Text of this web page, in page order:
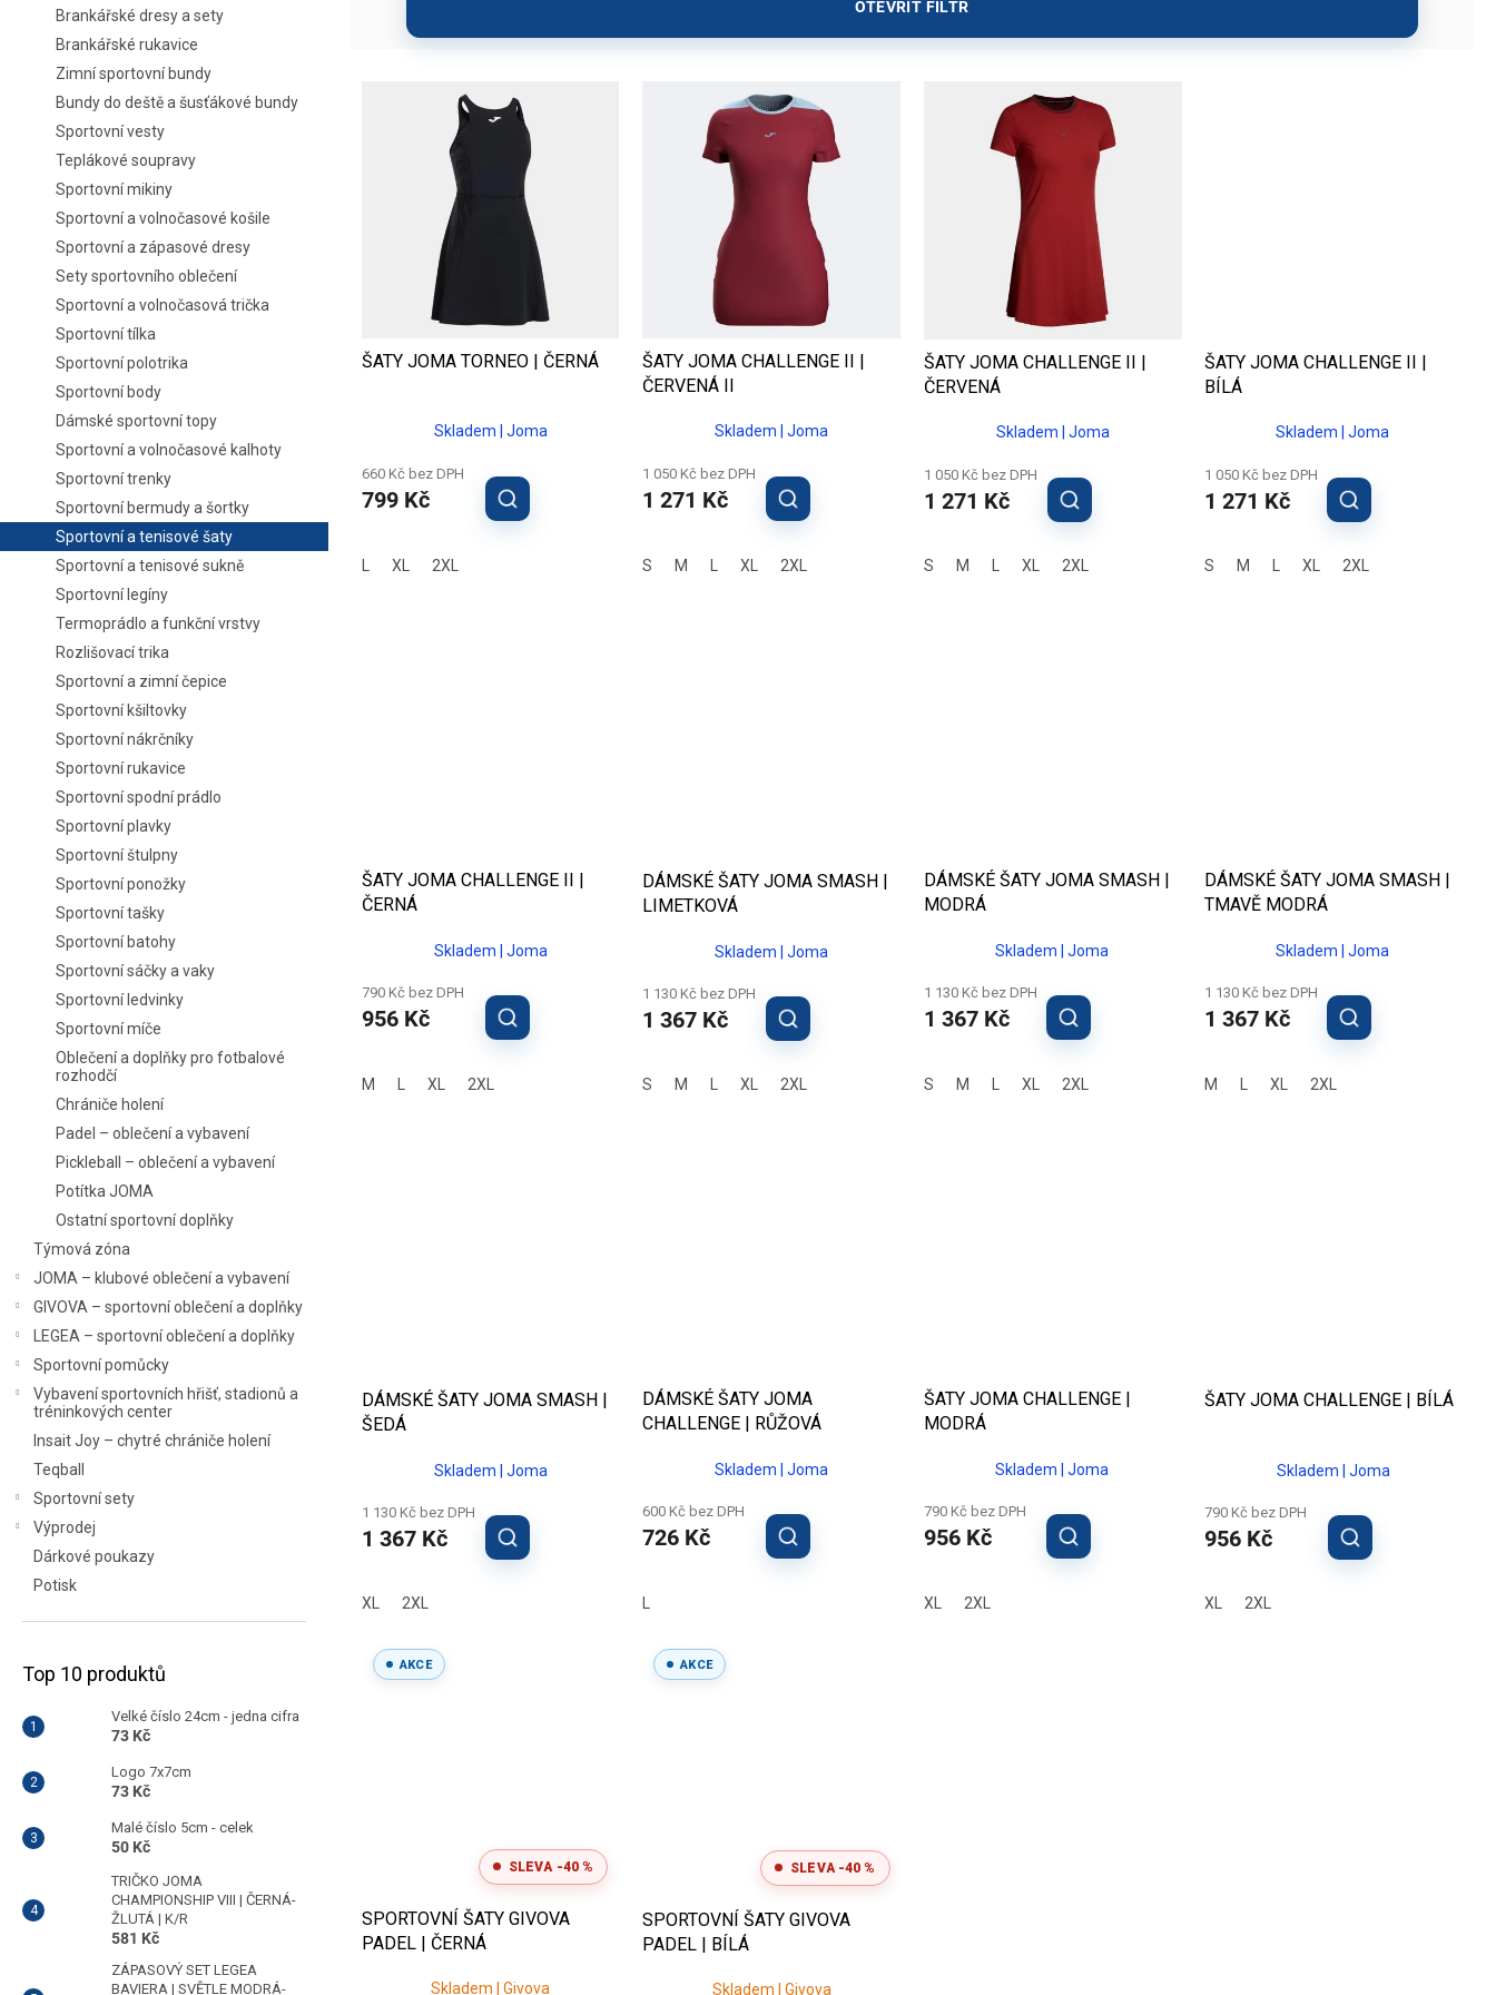
Brankářské dresy a sety
Brankářské rukavice
Zimní sportovní bundy
Bundy do deště a šusťákové bundy
Sportovní vesty
Teplákové soupravy
Sportovní mikiny
Sportovní a volnočasové košile
Sportovní a zápasové dresy
Sety sportovního oblečení
Sportovní a volnočasová trička
Sportovní tílka
Sportovní polotrika
Sportovní body
Dámské sportovní topy
Sportovní a volnočasové kalhoty
Sportovní trenky
Sportovní bermudy a šortky
Sportovní a tenisové šaty
Sportovní a tenisové sukně
Sportovní legíny
Termoprádlo a funkční vrstvy
Rozlišovací trika
Sportovní a zimní čepice
Sportovní kšiltovky
Sportovní nákrčníky
Sportovní rukavice
Sportovní spodní prádlo
Sportovní plavky
Sportovní štulpny
Sportovní ponožky
Sportovní tašky
Sportovní batohy
Sportovní sáčky a vaky
Sportovní ledvinky
Sportovní míče
Oblečení a doplňky pro fotbalové
rozhodčí
Chrániče holení
Padel – oblečení a vybavení
Pickleball – oblečení a vybavení
Potítka JOMA
Ostatní sportovní doplňky
Týmová zóna
JOMA – klubové oblečení a vybavení
GIVOVA – sportovní oblečení a doplňky
LEGEA – sportovní oblečení a doplňky
Sportovní pomůcky
Vybavení sportovních hřišť, stadionů a
tréninkových center
Insait Joy – chytré chrániče holení
Teqball
Sportovní sety
Výprodej
Dárkové poukazy
Potisk
Top 10 produktů
Velké číslo 24cm - jedna cifra
73 Kč
Logo 7x7cm
73 Kč
Malé číslo 5cm - celek
50 Kč
TRIČKO JOMA
CHAMPIONSHIP VIII | ČERNÁ-
ŽLUTÁ | K/R
581 Kč
ZÁPASOVÝ SET LEGEA
BAVIERA | SVĚTLE MODRÁ-
OTEVŘÍT FILTR
ŠATY JOMA TORNEO | ČERNÁ
Skladem | Joma
660 Kč bez DPH
799 Kč
XL 2XL
ŠATY JOMA CHALLENGE II |
ČERVENÁ II
Skladem | Joma
1 050 Kč bez DPH
1 271 Kč
S M XL 2XL
ŠATY JOMA CHALLENGE II |
ČERVENÁ
Skladem | Joma
1 050 Kč bez DPH
1 271 Kč
S M XL 2XL
ŠATY JOMA CHALLENGE II |
BÍLÁ
Skladem | Joma
1 050 Kč bez DPH
1 271 Kč
S M XL 2XL
ŠATY JOMA CHALLENGE II |
ČERNÁ
Skladem | Joma
790 Kč bez DPH
956 Kč
M XL 2XL
DÁMSKÉ ŠATY JOMA SMASH |
LIMETKOVÁ
Skladem | Joma
1 130 Kč bez DPH
1 367 Kč
S M XL 2XL
DÁMSKÉ ŠATY JOMA SMASH |
MODRÁ
Skladem | Joma
1 130 Kč bez DPH
1 367 Kč
S M XL 2XL
DÁMSKÉ ŠATY JOMA SMASH |
TMAVĚ MODRÁ
Skladem | Joma
1 130 Kč bez DPH
1 367 Kč
M XL 2XL
DÁMSKÉ ŠATY JOMA SMASH |
ŠEDÁ
Skladem | Joma
1 130 Kč bez DPH
1 367 Kč
XL 2XL
DÁMSKÉ ŠATY JOMA
CHALLENGE | RŮŽOVÁ
Skladem | Joma
600 Kč bez DPH
726 Kč
L
ŠATY JOMA CHALLENGE |
MODRÁ
Skladem | Joma
790 Kč bez DPH
956 Kč
XL 2XL
ŠATY JOMA CHALLENGE | BÍLÁ
Skladem | Joma
790 Kč bez DPH
956 Kč
XL 2XL
AKCE
SLEVA -40 %
SPORTOVNÍ ŠATY GIVOVA
PADEL | ČERNÁ
Skladem | Givova
AKCE
SLEVA -40 %
SPORTOVNÍ ŠATY GIVOVA
PADEL | BÍLÁ
Skladem | Givova